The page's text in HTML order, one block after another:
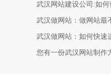
武汉网站建设公司:如
武汉做网站：做网站最
武汉做网站：如何快速
您有一份武汉网站制作